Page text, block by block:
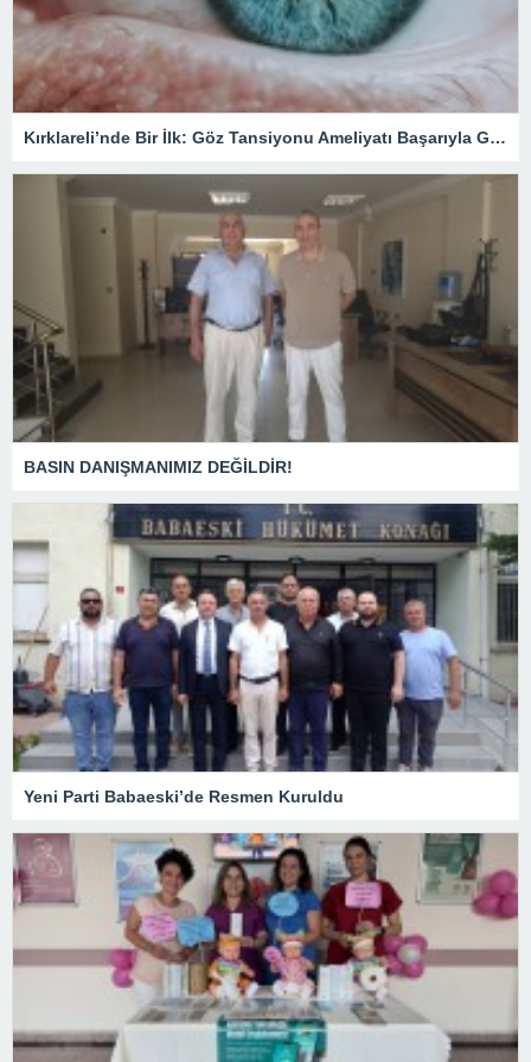
Kırklareli’nde Bir İlk: Göz Tansiyonu Ameliyatı Başarıyla Gerçekleştirildi
BASIN DANIŞMANIMIZ DEĞİLDİR!
Yeni Parti Babaeski’de Resmen Kuruldu